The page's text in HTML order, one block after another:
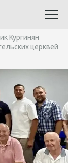
Кургинян
церквей